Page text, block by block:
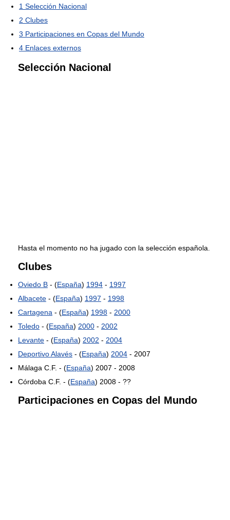
1 Selección Nacional
2 Clubes
3 Participaciones en Copas del Mundo
4 Enlaces externos
Selección Nacional
Hasta el momento no ha jugado con la selección española.
Clubes
Oviedo B - (España) 1994 - 1997
Albacete - (España) 1997 - 1998
Cartagena - (España) 1998 - 2000
Toledo - (España) 2000 - 2002
Levante - (España) 2002 - 2004
Deportivo Alavés - (España) 2004 - 2007
Málaga C.F. - (España) 2007 - 2008
Córdoba C.F. - (España) 2008 - ??
Participaciones en Copas del Mundo